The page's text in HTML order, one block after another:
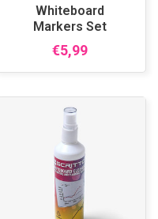
Whiteboard
Markers Set
€5,99